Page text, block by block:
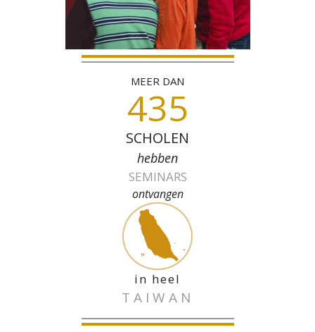
MEER DAN
435
SCHOLEN
hebben
SEMINARS
ontvangen
in heel
TAIWAN